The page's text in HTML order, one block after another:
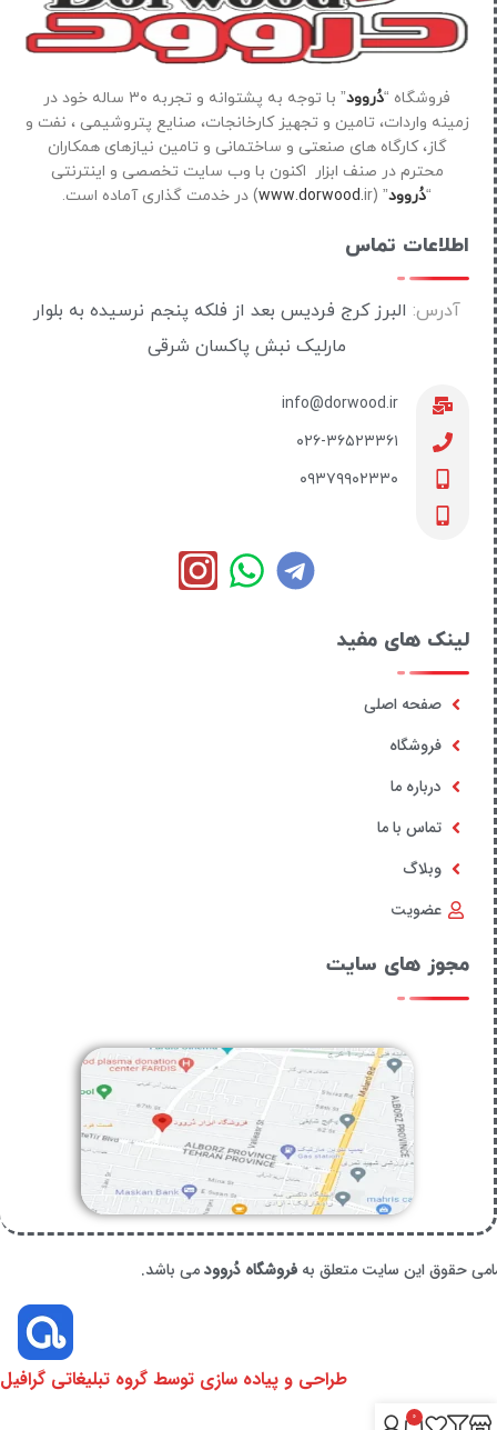
فروشگاه “دُروود
” با توجه به پشتوانه و تجربه ۳۰ ساله خود در
زمینه واردات، تامین و تجهیز کارخانجات، صنایع پتروشیمی ، نفت و
گاز، کارگاه های صنعتی و ساختمانی و تامین نیازهای همکاران
محترم در صنف ابزار اکنون با وب سایت تخصصی و اینترنتی
“دُروود” (
www.dorwood.ir) در خدمت گذاری آماده است.
اطلاعات تماس
آدرس: البرز کرج فردیس بعد از فلکه پنجم نرسیده به بلوار
مارلیک نبش پاکسان شرقی
info@dorwood.ir
۰۲۶-۳۶۵۲۳۳۶۱
۰۹۳۷۹۹۰۲۳۳۰
لینک های مفید
صفحه اصلی
فروشگاه
درباره ما
تماس با ما
وبلاگ
عضویت
مجوز های سایت
حقوق این سایت متعلق به فروشگاه دُروودمی باشد.
طراحی و پیاده سازی توسط گروه تبلیغاتی گرافیل
0